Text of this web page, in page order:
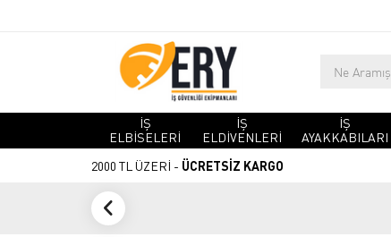
İŞ
ELBİSELERİ
İŞ
ELDİVENLERİ
İŞ
AYAKKABILARI
2000 TL ÜZERİ - ÜCRETSİZ KARGO